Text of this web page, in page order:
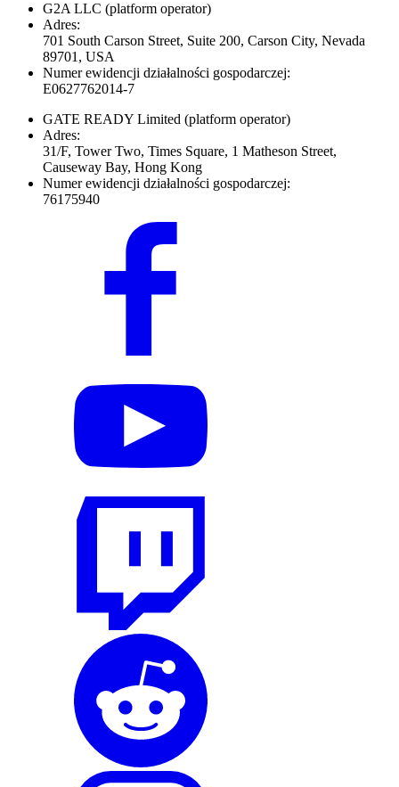
G2A LLC (platform operator)
Adres:
701 South Carson Street, Suite 200, Carson City, Nevada
89701, USA
Numer ewidencji działalności gospodarczej:
E0627762014-7
GATE READY Limited (platform operator)
Adres:
31/F, Tower Two, Times Square, 1 Matheson Street,
Causeway Bay, Hong Kong
Numer ewidencji działalności gospodarczej:
76175940